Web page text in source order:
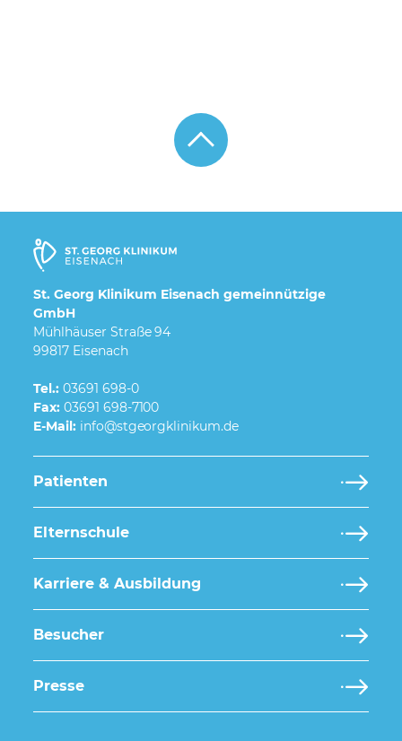
St. Georg Klinikum Eisenach gemeinnützige
GmbH
Mühlhäuser Straße 94
99817 Eisenach
Tel.: 03691 698-0
Fax: 03691 698-7100
E-Mail:
Patienten
Elternschule
Karriere & Ausbildung
Besucher
Presse